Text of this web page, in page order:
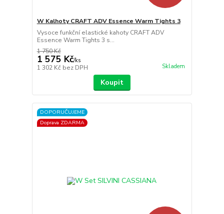
W Kalhoty CRAFT ADV Essence Warm Tights 3
Vysoce funkční elastické kahoty CRAFT ADV
Essence Warm Tights 3 s...
1 750 Kč
1 575 Kč/ks
1 302 Kč bez DPH Skladem
Koupit
DOPORUČUJEME
Doprava ZDARMA